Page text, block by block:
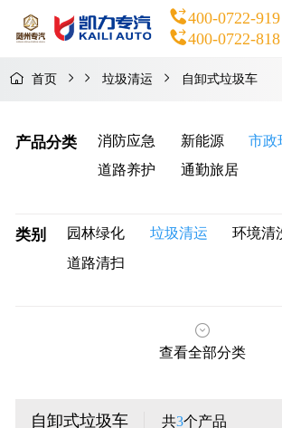
400-0722-919
400-0722-818
首页 垃圾清运 自卸式垃圾车
产品分类 消防应急 新能源
市政
道路养护
通勤旅居
类别 园林绿化 垃圾清运
环境清
道路清扫
查看全部分类
自卸式垃圾车 共3个产品